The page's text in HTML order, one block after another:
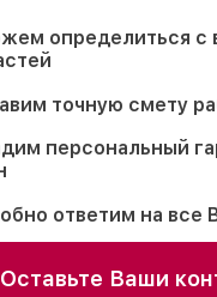
определиться с
точную смету
персональный
ответим на все
Оставьте Ваши